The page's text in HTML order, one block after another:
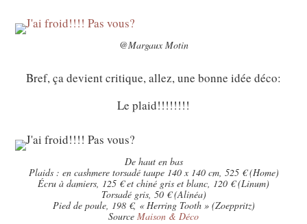
@Margaux Motin
Bref, ça devient critique, allez, une bonne idée déco:
Le plaid!!!!!!!!
De haut en bas
Plaids : en cashmere torsadé taupe 140 x 140 cm, 525 € (Home)
Écru à damiers, 125 € et chiné gris et blanc, 120 € (Linum)
Torsadé gris, 50 € (Alinéa)
Pied de poule, 198 €, « Herring Tooth » (Zoeppritz)
Source Maison & Déco